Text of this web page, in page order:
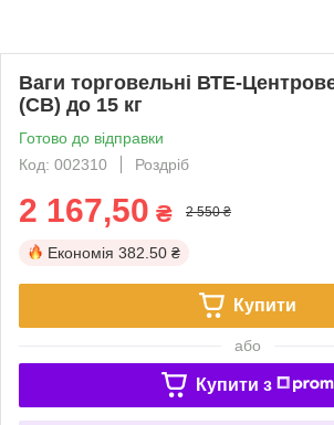
Ваги торговельні ВТЕ-
(СВ) до 15 кг
Готово до відправки
Код: 002310
Роздріб
2 167,50 ₴ 2 550 ₴
Економія 382.50 ₴
Купити
або
Купити з